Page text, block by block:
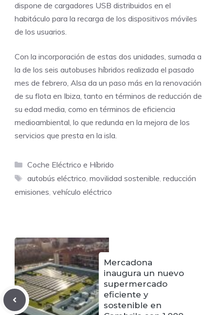
dispone de cargadores USB distribuidos en el
habitáculo para la recarga de los dispositivos móviles
de los usuarios.
Con la incorporación de estas dos unidades, sumada a
la de los seis autobuses híbridos realizada el pasado
mes de febrero, Alsa da un paso más en la renovación
de su flota en Ibiza, tanto en términos de reducción de
su edad media, como en términos de eficiencia
medioambiental, lo que redunda en la mejora de los
servicios que presta en la isla.
Categorías
Coche Eléctrico e Híbrido
Etiquetas
autobús eléctrico, movilidad sostenible, reducción
emisiones, vehículo eléctrico
Mercadona
inaugura un nuevo
supermercado
eficiente y
sostenible en